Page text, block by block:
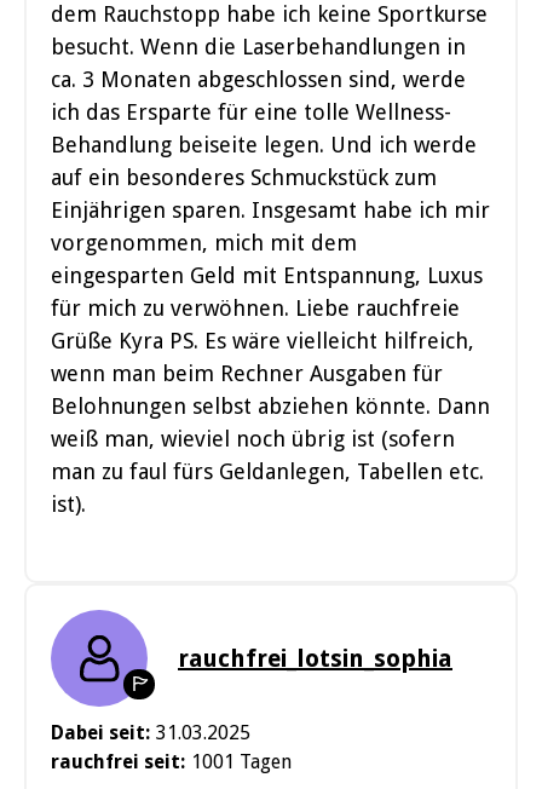
dem Rauchstopp habe ich keine Sportkurse
besucht. Wenn die Laserbehandlungen in
ca. 3 Monaten abgeschlossen sind, werde
ich das Ersparte für eine tolle Wellness-
Behandlung beiseite legen. Und ich werde
auf ein besonderes Schmuckstück zum
Einjährigen sparen. Insgesamt habe ich mir
vorgenommen, mich mit dem
eingesparten Geld mit Entspannung, Luxus
für mich zu verwöhnen. Liebe rauchfreie
Grüße Kyra PS. Es wäre vielleicht hilfreich,
wenn man beim Rechner Ausgaben für
Belohnungen selbst abziehen könnte. Dann
weiß man, wieviel noch übrig ist (sofern
man zu faul fürs Geldanlegen, Tabellen etc.
ist).
rauchfrei_lotsin_sophia
Dabei seit: 31.03.2025
rauchfrei seit: 1001 Tagen